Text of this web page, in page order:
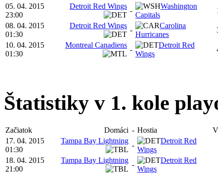
05. 04. 2015
23:00
Detroit Red Wings
-
Washington
Capitals
08. 04. 2015
01:30
Detroit Red Wings
-
Carolina
Hurricanes
10. 04. 2015
01:30
Montreal Canadiens
-
Detroit Red
Wings
Štatistiky v 1. kole
Začiatok Domáci - Hostia
17. 04. 2015
01:30
Tampa Bay Lightning
-
Detroit Red
Wings
18. 04. 2015
21:00
Tampa Bay Lightning
-
Detroit Red
Wings